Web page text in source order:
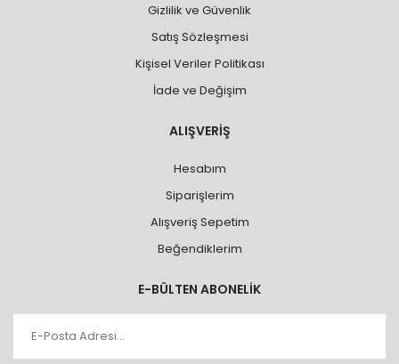
Gizlilik ve Güvenlik
Satış Sözleşmesi
Kişisel Veriler Politikası
İade ve Değişim
ALIŞVERİŞ
Hesabım
Siparişlerim
Alışveriş Sepetim
Beğendiklerim
E-BÜLTEN ABONELİK